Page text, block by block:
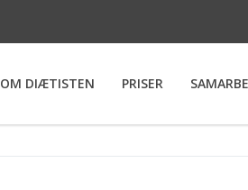
OM DIÆTISTEN PRISER